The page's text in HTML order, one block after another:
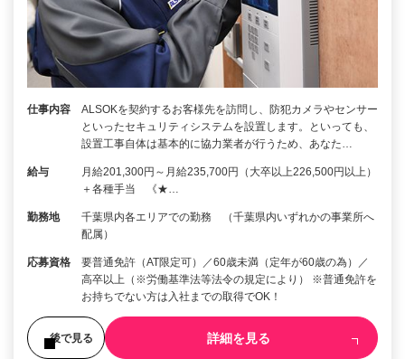
仕事内容
ALSOKを契約するお客様先を訪問し、防犯カメラやセンサー
といったセキュリティシステムを設置します。といっても、
設置工事自体は基本的に協力業者が行うため、あなた…
給与
月給201,300円～月給235,700円（大卒以上226,500円以上）
＋各種手当 《★…
勤務地
千葉県内各エリアでの勤務 （千葉県内いずれかの事業所へ
配属）
応募資格
要普通免許（AT限定可）／60歳未満（定年が60歳の為）／
高卒以上（※労働基準法等法令の規定により） ※普通免許を
お持ちでない方は入社までの取得でOK！
後で見る 詳細を見る